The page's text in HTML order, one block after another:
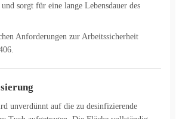
sorgt für eine lange Lebensdauer des
Anforderungen zur Arbeitssicherheit
unverdünnt auf die zu desinfizierende